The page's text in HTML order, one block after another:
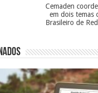
Cemaden
em dois temas
Brasileiro de